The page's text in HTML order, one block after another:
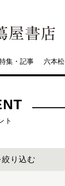
集・記事 六本
ト
り込む